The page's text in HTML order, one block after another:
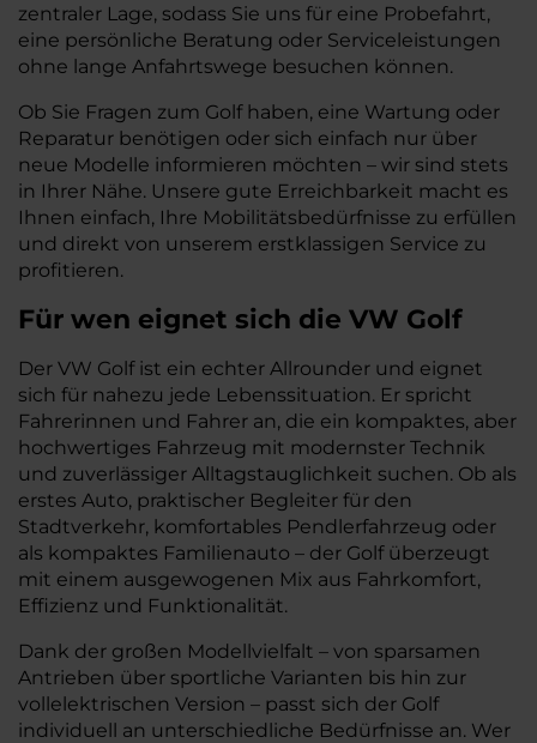
zentraler Lage, sodass Sie uns für eine Probefahrt,
eine persönliche Beratung oder Serviceleistungen
ohne lange Anfahrtswege besuchen können.
Ob Sie Fragen zum Golf haben, eine Wartung oder
Reparatur benötigen oder sich einfach nur über
neue Modelle informieren möchten – wir sind stets
in Ihrer Nähe. Unsere gute Erreichbarkeit macht es
Ihnen einfach, Ihre Mobilitätsbedürfnisse zu erfüllen
und direkt von unserem erstklassigen Service zu
profitieren.
Für wen eignet sich die VW Golf
Der VW Golf ist ein echter Allrounder und eignet
sich für nahezu jede Lebenssituation. Er spricht
Fahrerinnen und Fahrer an, die ein kompaktes, aber
hochwertiges Fahrzeug mit modernster Technik
und zuverlässiger Alltagstauglichkeit suchen. Ob als
erstes Auto, praktischer Begleiter für den
Stadtverkehr, komfortables Pendlerfahrzeug oder
als kompaktes Familienauto – der Golf überzeugt
mit einem ausgewogenen Mix aus Fahrkomfort,
Effizienz und Funktionalität.
Dank der großen Modellvielfalt – von sparsamen
Antrieben über sportliche Varianten bis hin zur
vollelektrischen Version – passt sich der Golf
individuell an unterschiedliche Bedürfnisse an. Wer